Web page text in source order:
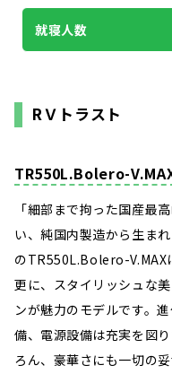
就寝人数
RＶトラスト
TR550L.Bolero-
「細部まで拘った国産最
い、純国内製造から生ま
のTR550L.Bolero-V.MAX
更に、スタイリッシュな
ンが魅力のモデルです。
備、電源設備は充実を図
ろん、豪華さにも一切の